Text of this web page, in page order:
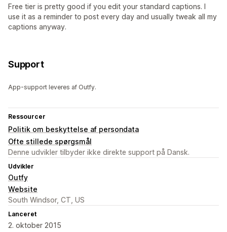
Free tier is pretty good if you edit your standard captions. I
use it as a reminder to post every day and usually tweak all my
captions anyway.
Support
App-support leveres af Outfy.
Ressourcer
Politik om beskyttelse af persondata
Ofte stillede spørgsmål
Denne udvikler tilbyder ikke direkte support på Dansk.
Udvikler
Outfy
Website
South Windsor, CT, US
Lanceret
2. oktober 2015